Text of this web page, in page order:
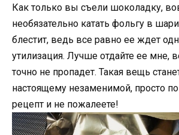
Как только вы съели шоколадку,
необязательно катать фольгу в
блестит, ведь все равно ее ждет
утилизация. Лучше отдайте ее мне,
точно не пропадет. Такая вещь
настоящему незаменимой, просто
рецепт и не пожалеете!